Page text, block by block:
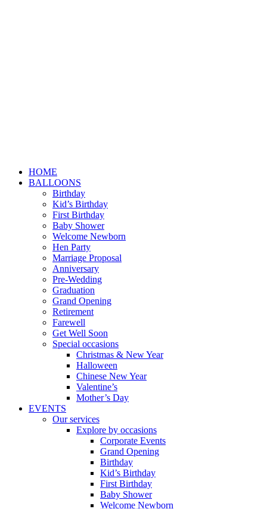
HOME
BALLOONS
Birthday
Kid’s Birthday
First Birthday
Baby Shower
Welcome Newborn
Hen Party
Marriage Proposal
Anniversary
Pre-Wedding
Graduation
Grand Opening
Retirement
Farewell
Get Well Soon
Special occasions
Christmas & New Year
Halloween
Chinese New Year
Valentine’s
Mother’s Day
EVENTS
Our services
Explore by occasions
Corporate Events
Grand Opening
Birthday
Kid’s Birthday
First Birthday
Baby Shower
Welcome Newborn